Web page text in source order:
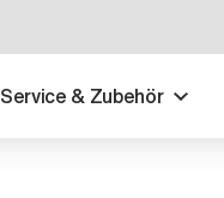
Service & Zubehör